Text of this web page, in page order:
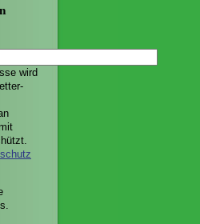
wird